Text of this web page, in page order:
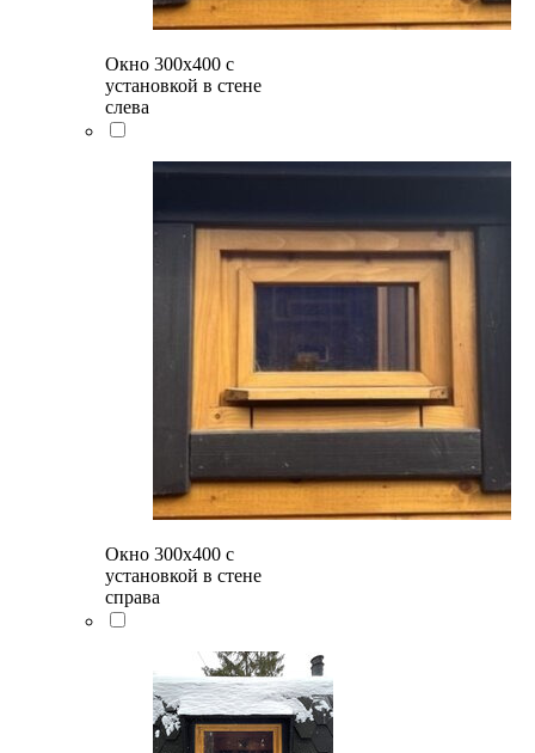
Окно 300х400 с
установкой в стене
слева
Окно 300х400 с
установкой в стене
справа